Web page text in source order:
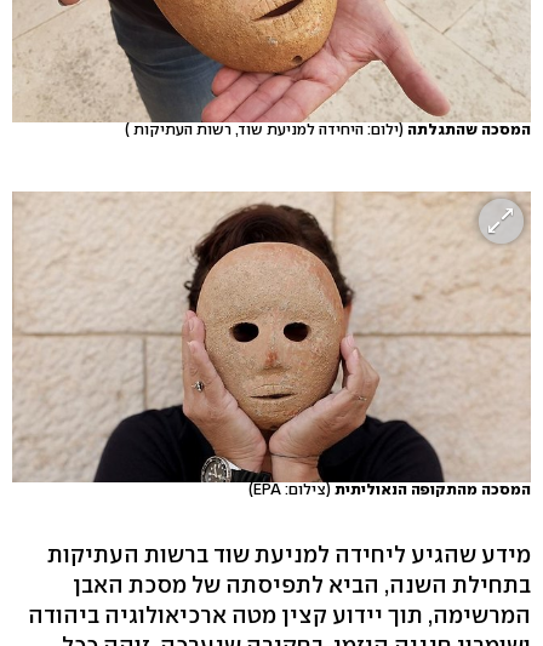
המסכה שהתגלתה(ילום: היחידה למניעת שוד, רשות העתיקות )
המסכה מהתקופה הנאוליתית (צילום: EPA)
מידע שהגיע ליחידה למניעת שוד ברשות העתיקות
בתחילת השנה, הביא לתפיסתה של מסכת האבן
המרשימה, תוך יידוע קצין מטה ארכיאולוגיה ביהודה